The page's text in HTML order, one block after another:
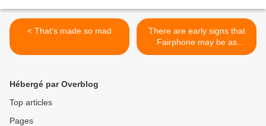
< That's made so mad
There are early signs that
Fairphone may be as
friendly as it is ethical. >
Hébergé par Overblog
Top articles
Pages